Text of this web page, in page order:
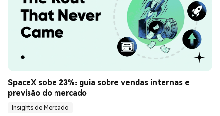
SpaceX sobe 23%: guia sobre vendas internas e
previsão do mercado
Insights de Mercado